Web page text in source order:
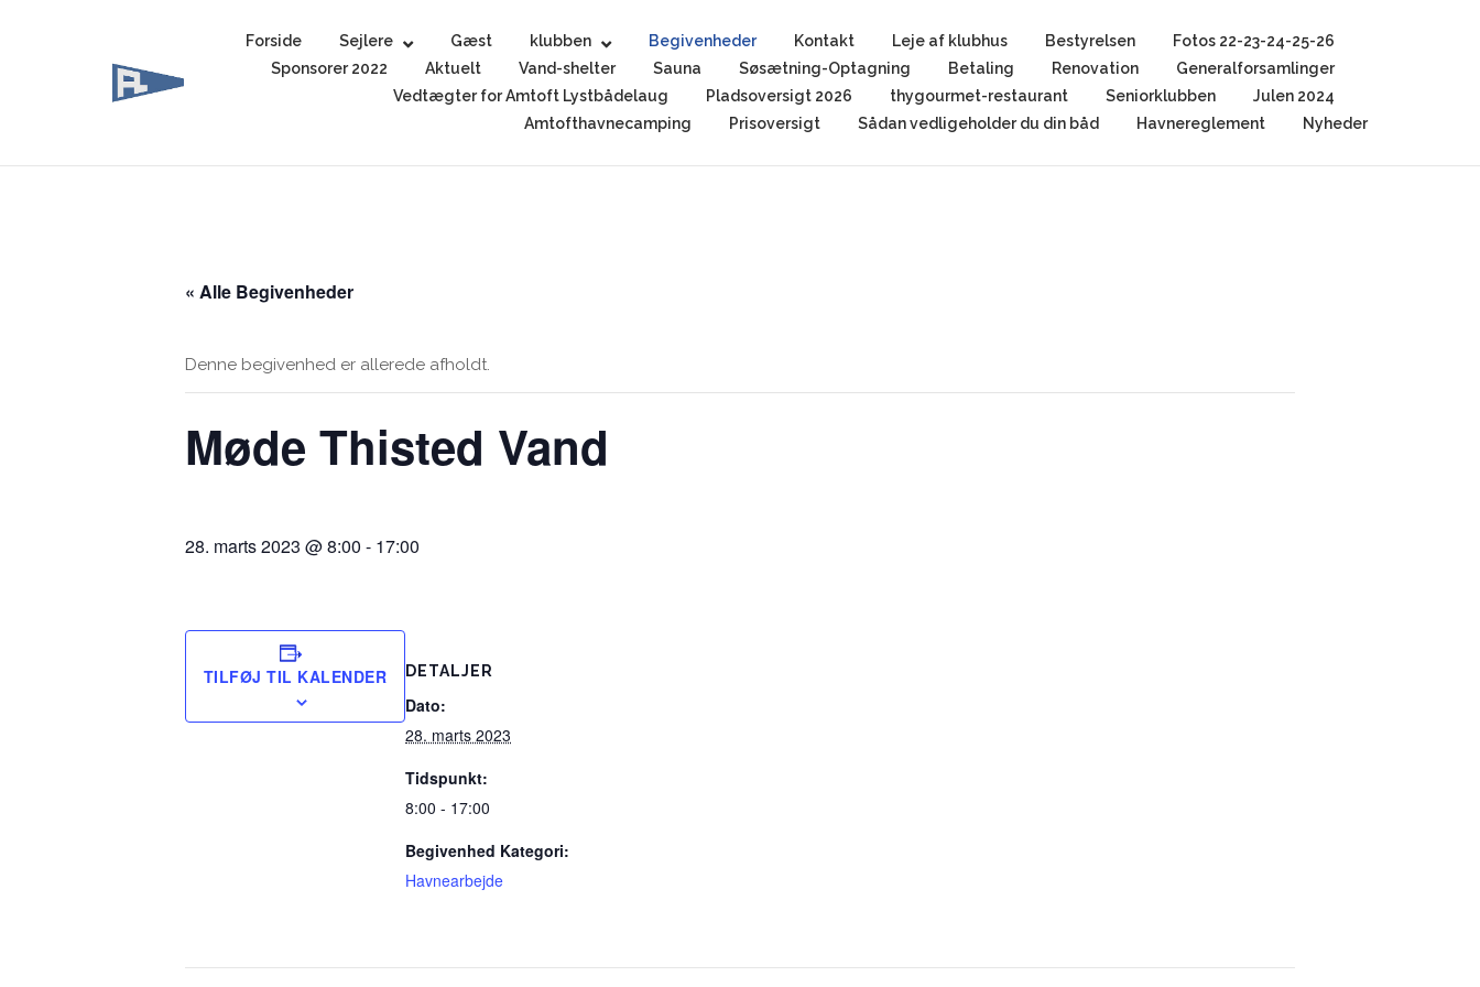
Forside Sejlere Gæst klubben Begivenheder Kontakt Leje af klubhus Bestyrelsen
Fotos 22-23-24-25-26
Sponsorer 2022
Aktuelt Vand-shelter Sauna Søsætning-Optagning Betaling Renovation
Generalforsamlinger
Vedtægter for Amtoft Lystbådelaug
Pladsoversigt 2026 thygourmet-restaurant Seniorklubben
Julen 2024
Amtofthavnecamping
Prisoversigt Sådan vedligeholder du din båd Havnereglement Nyheder
« Alle Begivenheder
Denne begivenhed er allerede afholdt.
Møde Thisted Vand
28. marts 2023 @ 8:00 - 17:00
TILFØJ TIL KALENDER DETALJER
Dato:
28. marts 2023
Tidspunkt:
8:00 - 17:00
Begivenhed Kategori:
Havnearbejde